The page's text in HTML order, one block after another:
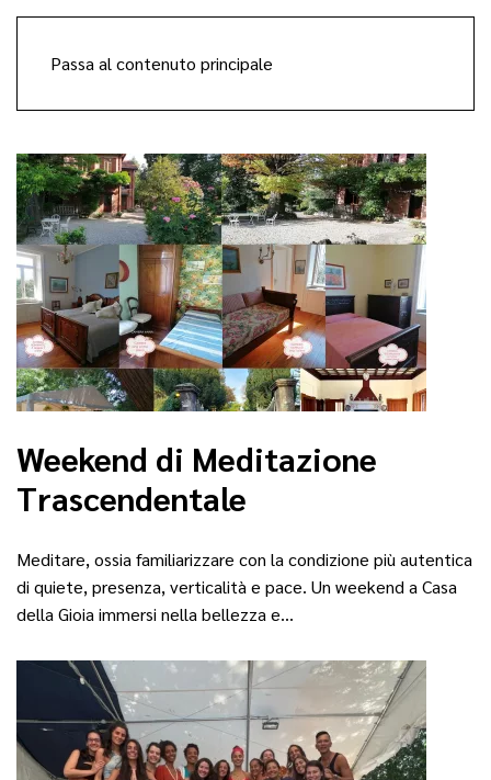
Passa al contenuto principale
Weekend di Meditazione
Trascendentale
Meditare, ossia familiarizzare con la condizione più autentica
di quiete, presenza, verticalità e pace. Un weekend a Casa
della Gioia immersi nella bellezza e…